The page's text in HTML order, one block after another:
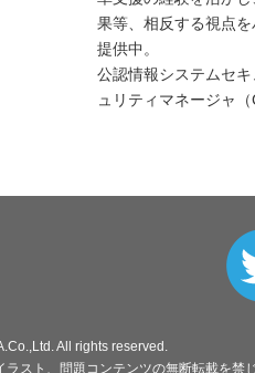
果等、相反する視点
提供中。
公認情報システムセ
ュリティマネージャ（
All rights reserved.
スト、問題コンテンツの無断転載を禁